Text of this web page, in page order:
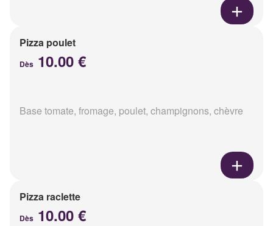
Pizza poulet
Dès 10.00 €
Base tomate, fromage, poulet, champignons, chèvre
Pizza raclette
Dès 10.00 €